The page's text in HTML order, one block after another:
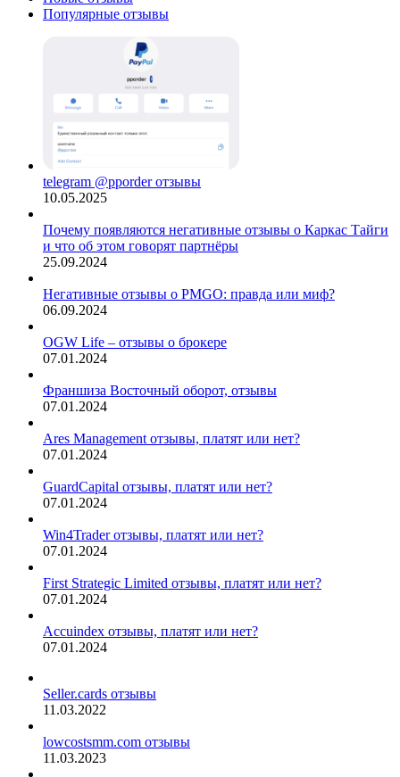
Популярные отзывы
telegram @pporder отзывы
10.05.2025
Почему появляются негативные отзывы о Каркас Тайги
и что об этом говорят партнёры
25.09.2024
Негативные отзывы о PMGO: правда или миф?
06.09.2024
OGW Life – отзывы о брокере
07.01.2024
Франшиза Восточный оборот, отзывы
07.01.2024
Ares Management отзывы, платят или нет?
07.01.2024
GuardCapital отзывы, платят или нет?
07.01.2024
Win4Trader отзывы, платят или нет?
07.01.2024
First Strategic Limited отзывы, платят или нет?
07.01.2024
Accuindex отзывы, платят или нет?
07.01.2024
Seller.cards отзывы
11.03.2022
lowcostsmm.com отзывы
11.03.2023